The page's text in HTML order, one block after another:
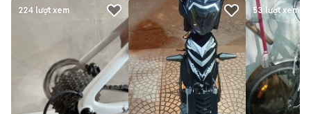
224 lượt xem 53 lượt xem